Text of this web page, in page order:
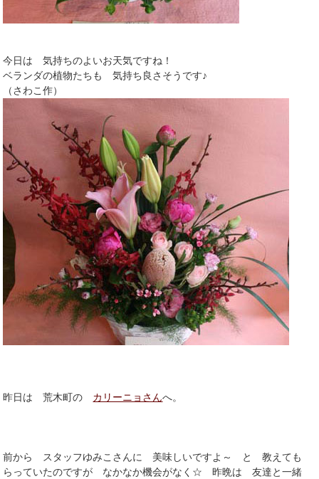
今日は 気持ちのよいお天気ですね！
ベランダの植物たちも 気持ち良さそうです♪
（さわこ作）
昨日は 荒木町の カリーニョさんへ。
前から スタッフゆみこさんに 美味しいですよ～ と 教えても
らっていたのですが なかなか機会がなく☆ 昨晩は 友達と一緒